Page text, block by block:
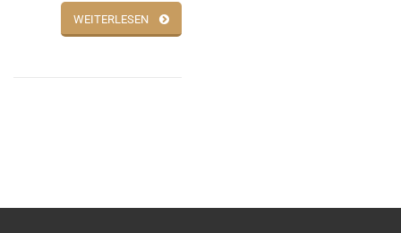
WEITERLESEN